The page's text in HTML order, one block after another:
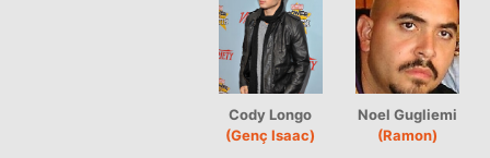
Cody Longo
(Genç Isaac)
Noel Gugliemi
(Ramon)